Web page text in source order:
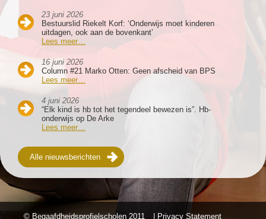
23 juni 2026
Bestuurslid Riekelt Korf: ‘Onderwijs moet kinderen
uitdagen, ook aan de bovenkant’
Lees meer…
16 juni 2026
Column #21 Marko Otten: Geen afscheid van BPS
Lees meer…
4 juni 2026
“Elk kind is hb tot het tegendeel bewezen is”. Hb-
onderwijs op De Arke
Lees meer…
Alle nieuwsberichten
© Begaafdheidsprofielscholen 2011 | Privacy Statement